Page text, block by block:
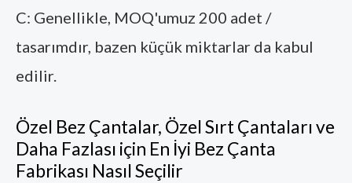
C: Genellikle, MOQ'umuz 200 adet /
tasarımdır, bazen küçük miktarlar da kabul
edilir.
Özel Bez Çantalar, Özel Sırt Çantaları ve
Daha Fazlası için En İyi Bez Çanta
Fabrikası Nasıl Seçilir